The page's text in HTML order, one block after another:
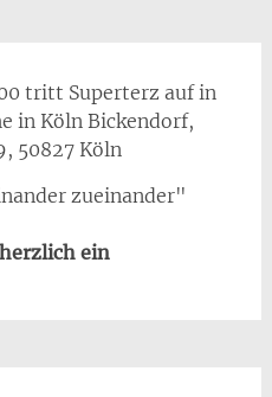
tritt Superterz auf in
in Köln Bickendorf,
50827 Köln
zueinander"
ein